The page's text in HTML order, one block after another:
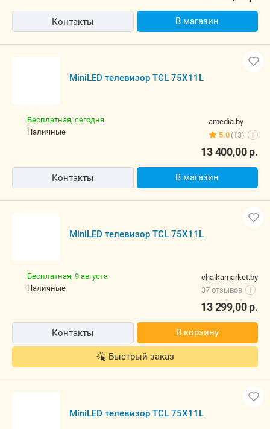
lda-tehno.by
4.0(31) i
Бесплатная
13 850,00р.
Контакты В магазин
amedia.by
Бесплатная,сегодня
наличные
р.
MiniLED телевизор TCL 75X11L
chaikamarket.by
37 отзывов
i
9 августа
р.
В корзину